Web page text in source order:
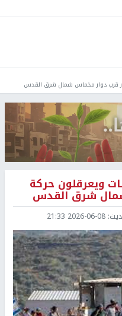
قرب دوار مخماس شمال شرق القدس
ويعرقلون حركة
شرق القدس
2026-06-08 21:33